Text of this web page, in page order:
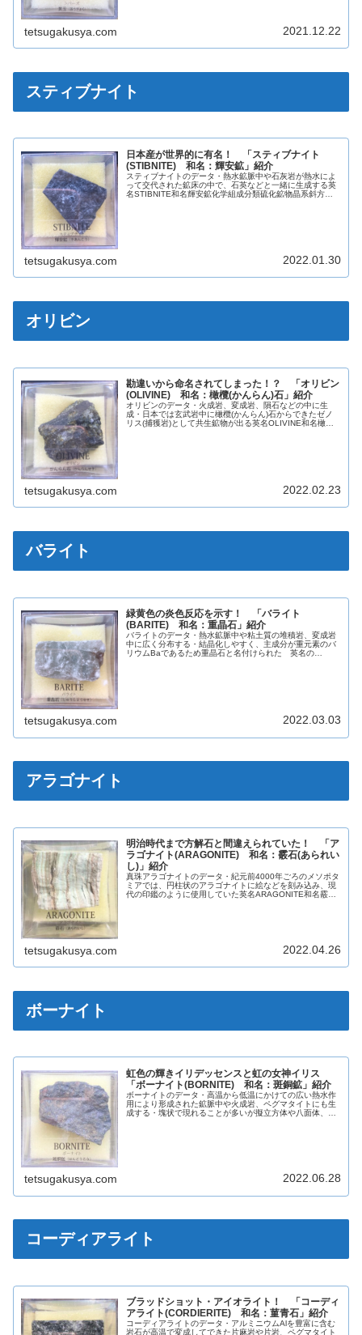
tetsugakusya.com 2021.12.22
スティブナイト
日本産が世界的に有名！ 「スティブナイト
(STIBNITE) 和名：輝安鉱」紹介
スティブナイトのデータ・熱水鉱脈中や石灰岩が熱水によ
って交代された鉱床の中で、石英などと一緒に生成する英
名STIBNITE和名輝安鉱化学組成分類硫化鉱物晶系斜方晶
tetsugakusya.com 2022.01.30
オリビン
勘違いから命名されてしまった！？ 「オリビン
(OLIVINE) 和名：橄欖(かんらん)石」紹介
オリビンのデータ・火成岩、変成岩、隕石などの中に生
成・日本では玄武岩中に橄欖(かんらん)石からできたゼノ
リス(捕獲岩)として共生鉱物が出る英名OLIVINE和名橄欖
tetsugakusya.com 2022.02.23
バライト
緑黄色の炎色反応を示す！ 「バライト
(BARITE) 和名：重晶石」紹介
バライトのデータ・熱水鉱脈中や粘土質の堆積岩、変成岩
中に広く分布する・結晶化しやすく、主成分が重元素のバ
リウムBaであるため重晶石と名付けられた 英名の
tetsugakusya.com 2022.03.03
アラゴナイト
明治時代まで方解石と間違えられていた！ 「ア
ラゴナイト(ARAGONITE) 和名：霰石(あられい
し)」紹介
真珠アラゴナイトのデータ・紀元前4000年ごろのメソポタ
ミアでは、円柱状のアラゴナイトに絵などを刻み込み、現
代の印鑑のように使用していた英名ARAGONITE和名霰石
tetsugakusya.com 2022.04.26
ボーナイト
虹色の輝きイリデッセンスと虹の女神イリス
「ボーナイト(BORNITE) 和名：斑銅鉱」紹介
ボーナイトのデータ・高温から低温にかけての広い熱水作
用により形成された鉱脈中や火成岩、ペグマタイトにも生
成する・塊状で現れることが多いが擬立方体や八面体、十
tetsugakusya.com 2022.06.28
コーディアライト
ブラッドショット・アイオライト！ 「コーディ
アライト(CORDIERITE) 和名：菫青石」紹介
コーディアライトのデータ・アルミニウムAlを豊富に含む
岩石が高温で変成してできた片麻岩や片岩、ペグマタイト